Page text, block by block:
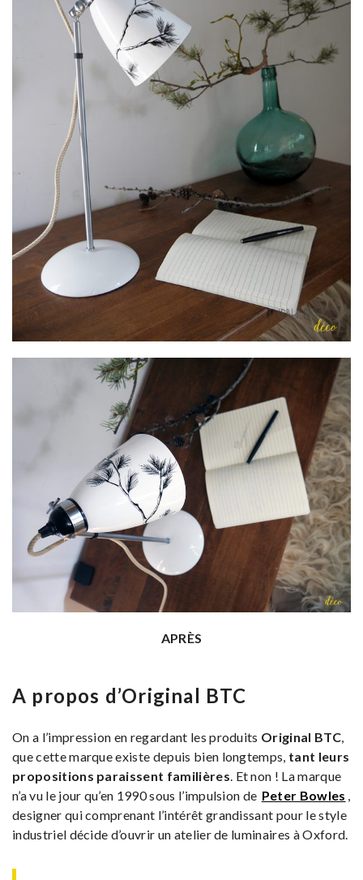
APRÈS
A propos d’Original BTC
On a l’impression en regardant les produits Original BTC,
que cette marque existe depuis bien longtemps, tant leurs
propositions paraissent familières. Et non ! La marque
n’a vu le jour qu’en 1990 sous l’impulsion de Peter Bowles ,
designer qui comprenant l’intérêt grandissant pour le style
industriel décide d’ouvrir un atelier de luminaires à Oxford.